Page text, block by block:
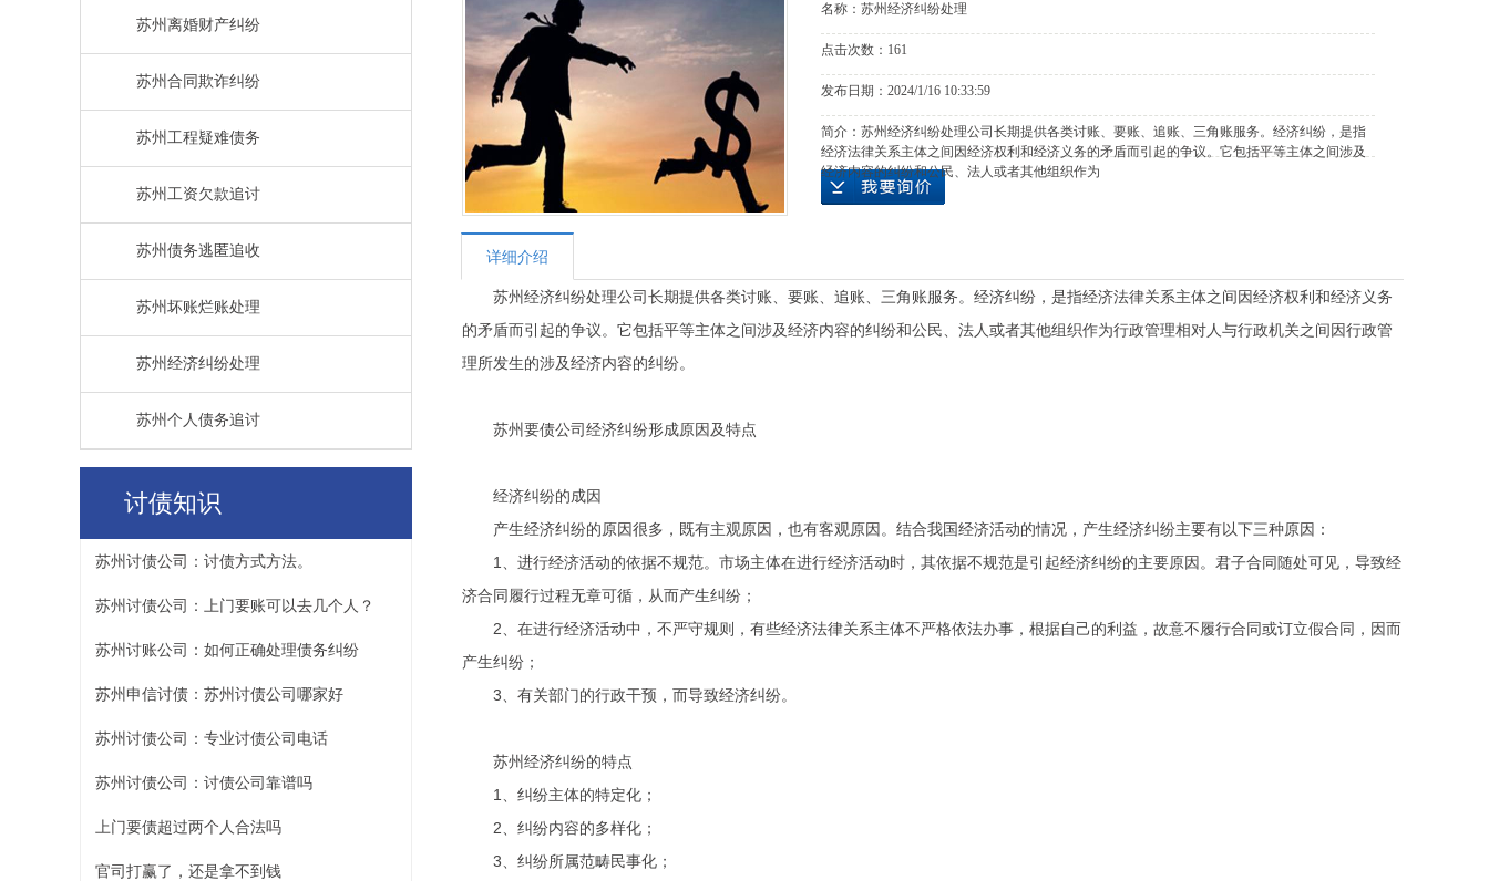
苏州离婚财产纠纷
苏州合同欺诈纠纷
苏州工程疑难债务
苏州工资欠款追讨
苏州债务逃匿追收
苏州坏账烂账处理
苏州经济纠纷处理
苏州个人债务追讨
讨债知识
苏州讨债公司：讨债方式方法。
苏州讨债公司：上门要账可以去几个人？
苏州讨账公司：如何正确处理债务纠纷
苏州申信讨债：苏州讨债公司哪家好
苏州讨债公司：专业讨债公司电话
苏州讨债公司：讨债公司靠谱吗
上门要债超过两个人合法吗
官司打赢了，还是拿不到钱
名称： 苏州经济纠纷处理
点击次数： 161
发布日期： 2024/1/16 10:33:59
简介：苏州经济纠纷处理公司长期提供各类讨账、要账、追账、三角账服务。经济纠纷，是指
经济法律关系主体之间因经济权利和经济义务的矛盾而引起的争议。它包括平等主体之间涉及
经济内容的纠纷和公民、法人或者其他组织作为
详细介绍
苏州经济纠纷处理公司长期提供各类讨账、要账、追账、三角账服务。经济纠纷，是指经济法律关系主体之间因经济权利和经济义务
的矛盾而引起的争议。它包括平等主体之间涉及经济内容的纠纷和公民、法人或者其他组织作为行政管理相对人与行政机关之间因行政管
理所发生的涉及经济内容的纠纷。
苏州要债公司经济纠纷形成原因及特点
经济纠纷的成因
产生经济纠纷的原因很多，既有主观原因，也有客观原因。结合我国经济活动的情况，产生经济纠纷主要有以下三种原因：
1、进行经济活动的依据不规范。市场主体在进行经济活动时，其依据不规范是引起经济纠纷的主要原因。君子合同随处可见，导致经
济合同履行过程无章可循，从而产生纠纷；
2、在进行经济活动中，不严守规则，有些经济法律关系主体不严格依法办事，根据自己的利益，故意不履行合同或订立假合同，因而
产生纠纷；
3、有关部门的行政干预，而导致经济纠纷。
苏州经济纠纷的特点
1、纠纷主体的特定化；
2、纠纷内容的多样化；
3、纠纷所属范畴民事化；